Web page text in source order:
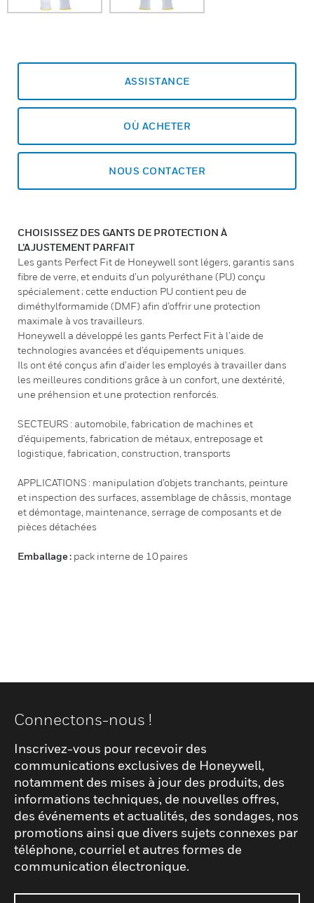
ASSISTANCE
OÙ ACHETER
NOUS CONTACTER
CHOISISSEZ DES GANTS DE PROTECTION À
L’AJUSTEMENT PARFAIT
Les gants Perfect Fit de Honeywell sont légers, garantis sans
fibre de verre, et enduits d’un polyuréthane (PU) conçu
spécialement ; cette enduction PU contient peu de
diméthylformamide (DMF) afin d’offrir une protection
maximale à vos travailleurs.
Honeywell a développé les gants Perfect Fit à l’aide de
technologies avancées et d’équipements uniques.
Ils ont été conçus afin d’aider les employés à travailler dans
les meilleures conditions grâce à un confort, une dextérité,
une préhension et une protection renforcés.
SECTEURS : automobile, fabrication de machines et
d’équipements, fabrication de métaux, entreposage et
logistique, fabrication, construction, transports
APPLICATIONS : manipulation d’objets tranchants, peinture
et inspection des surfaces, assemblage de châssis, montage
et démontage, maintenance, serrage de composants et de
pièces détachées
Emballage : pack interne de 10 paires
Connectons-nous !
Inscrivez-vous pour recevoir des
communications exclusives de Honeywell,
notamment des mises à jour des produits, des
informations techniques, de nouvelles offres,
des événements et actualités, des sondages, nos
promotions ainsi que divers sujets connexes par
téléphone, courriel et autres formes de
communication électronique.